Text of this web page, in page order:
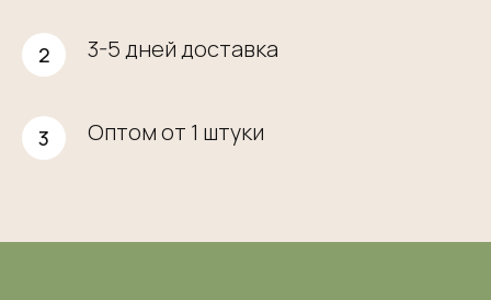
3-5 дней доставка
Оптом от 1 штуки